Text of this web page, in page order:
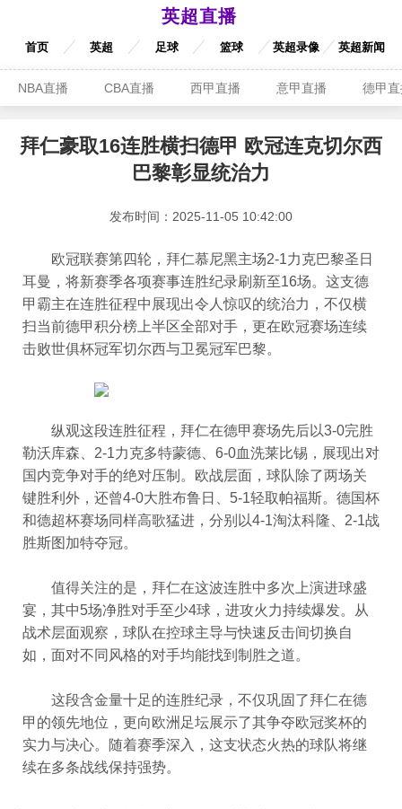
英超直播
首页 英超 足球 篮球 英超录像 英超新闻
NBA直播 CBA直播 西甲直播 意甲直播 德甲
拜仁豪取16连胜横扫德甲 欧冠连克切尔西
巴黎彰显统治力
发布时间：2025-11-05 10:42:00
欧冠联赛第四轮，拜仁慕尼黑主场2-1力克巴黎圣日
耳曼，将新赛季各项赛事连胜纪录刷新至16场。这支德
甲霸主在连胜征程中展现出令人惊叹的统治力，不仅横
扫当前德甲积分榜上半区全部对手，更在欧冠赛场连续
击败世俱杯冠军切尔西与卫冕冠军巴黎。
纵观这段连胜征程，拜仁在德甲赛场先后以3-0完胜
勒沃库森、2-1力克多特蒙德、6-0血洗莱比锡，展现出对
国内竞争对手的绝对压制。欧战层面，球队除了两场关
键胜利外，还曾4-0大胜布鲁日、5-1轻取帕福斯。德国杯
和德超杯赛场同样高歌猛进，分别以4-1淘汰科隆、2-1战
胜斯图加特夺冠。
值得关注的是，拜仁在这波连胜中多次上演进球盛
宴，其中5场净胜对手至少4球，进攻火力持续爆发。从
战术层面观察，球队在控球主导与快速反击间切换自
如，面对不同风格的对手均能找到制胜之道。
这段含金量十足的连胜纪录，不仅巩固了拜仁在德
甲的领先地位，更向欧洲足坛展示了其争夺欧冠奖杯的
实力与决心。随着赛季深入，这支状态火热的球队将继
续在多条战线保持强势。